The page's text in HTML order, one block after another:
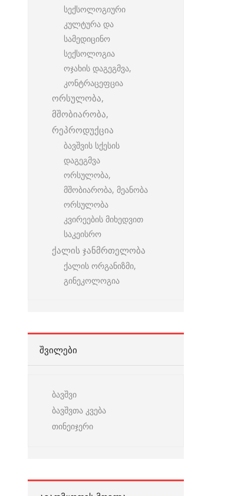
სექსოლოგიური
კულტურა და
სამედიცინო
სექსოლოგია
ოჯახის დაგეგმვა,
კონტრაცეფცია
ორსულობა,
მშობიარობა,
რეპროდუქცია
ბავშვის სქესის
დაგეგმვა
ორსულობა,
მშობიარობა, მეანობა
ორსულობა
კვირეების მიხედვით
საკეისრო
ქალის ჯანმრთელობა
ქალის ორგანიზმი,
გინეკოლოგია
ᲨᲕᲘᲚᲔᲑᲘ
ბავშვი
ბავშვთა კვება
თინეიჯერი